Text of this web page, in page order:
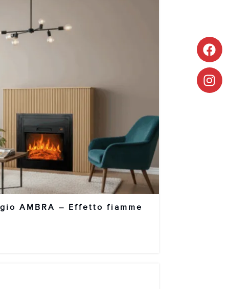
AMBRA – Effetto fiamme